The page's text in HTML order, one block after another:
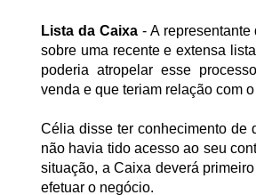
Lista da Caixa- A representante
sobre uma recente e extensa
poderia atropelar esse
venda e que teriam relação com
Célia disse ter conhecimento de
não havia tido acesso ao seu
situação, a Caixa deverá
efetuar o negócio.